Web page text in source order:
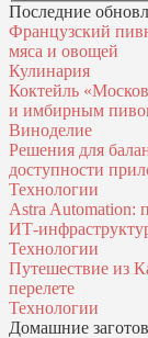
Последние
Французский
мяса и овощей
Кулинария
Коктейль
и имбирным
Виноделие
Решения для
доступности
Технологии
Astra Automation:
Технологии
Путешествие из
перелете
Технологии
Домашние